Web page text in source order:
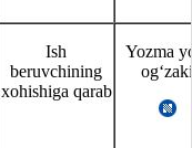
Ish
beruvchining
хohishiga qarab
Yozma
ogʻzaki